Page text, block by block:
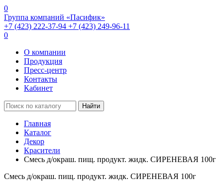
0
Группа компаний «Пасифик»
+7 (423) 222-37-94 +7 (423) 249-96-11
0
О компании
Продукция
Пресс-центр
Контакты
Кабинет
Найти
Главная
Каталог
Декор
Красители
Смесь д/окраш. пищ. продукт. жидк. СИРЕНЕВАЯ 100г
Смесь д/окраш. пищ. продукт. жидк. СИРЕНЕВАЯ 100г